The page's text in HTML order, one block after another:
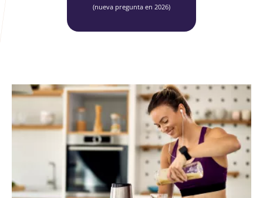
(nueva pregunta en 2026)